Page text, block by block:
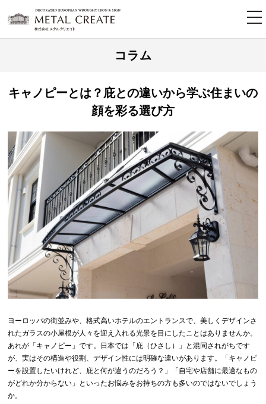
コラム
キャノピーとは？庇との違いから学ぶ住まいの
顔を彩る選び方
ヨーロッパの街並みや、格式高いホテルのエントランスで、美しくデザインさ
れたガラスの小屋根が人々を迎え入れる光景を目にしたことはありませんか。
あれが「キャノピー」です。日本では「庇（ひさし）」と混同されがちです
が、実はその構造や役割、デザイン性には明確な違いがあります。「キャノピ
ーを設置したいけれど、庇と何が違うのだろう？」「自宅や店舗に最適なもの
がどれか分からない」といったお悩みをお持ちの方も多いのではないでしょう
か。